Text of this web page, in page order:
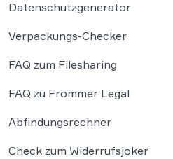
Datenschutzgenerator
Verpackungs-Checker
FAQ zum Filesharing
FAQ zu Frommer Legal
Abfindungsrechner
Check zum Widerrufsjoker